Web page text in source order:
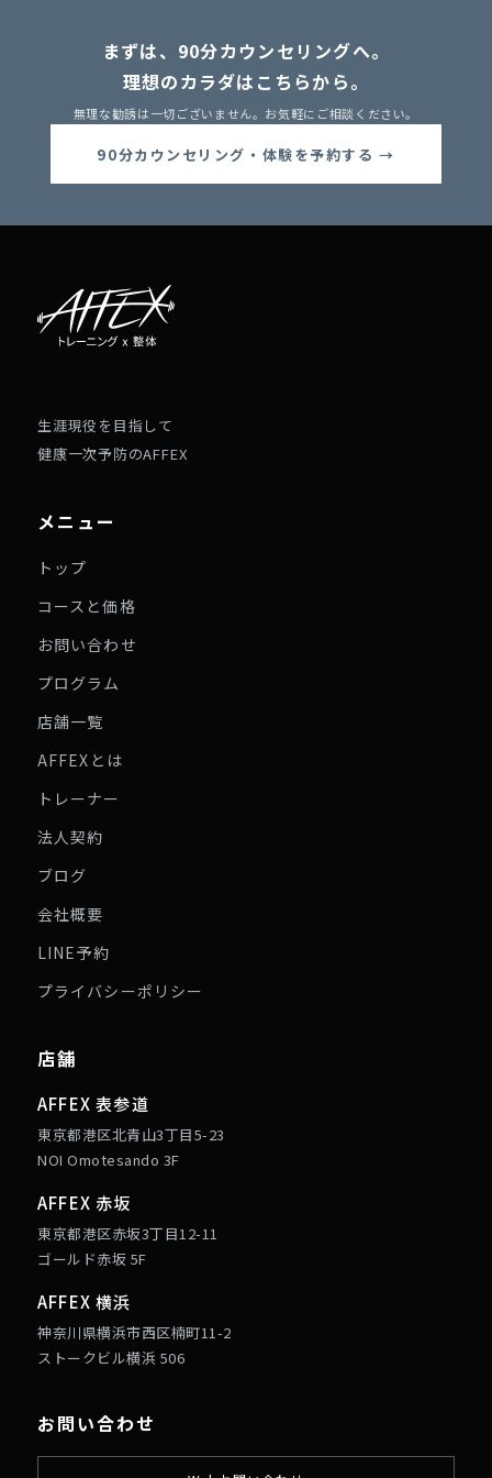
まずは、90分カウンセリングへ。
理想のカラダはこちらから。
無理な勧誘は一切ございません。お気軽にご相談ください。
90分カウンセリング・体験を予約する →
生涯現役を目指して
健康一次予防のAFFEX
メニュー
トップ
コースと価格
お問い合わせ
プログラム
店舗一覧
AFFEXとは
トレーナー
法人契約
ブログ
会社概要
LINE予約
プライバシーポリシー
店舗
AFFEX 表参道
東京都港区北青山3丁目5-23
NOI Omotesando 3F
AFFEX 赤坂
東京都港区赤坂3丁目12-11
ゴールド赤坂 5F
AFFEX 横浜
神奈川県横浜市西区楠町11-2
ストークビル横浜 506
お問い合わせ